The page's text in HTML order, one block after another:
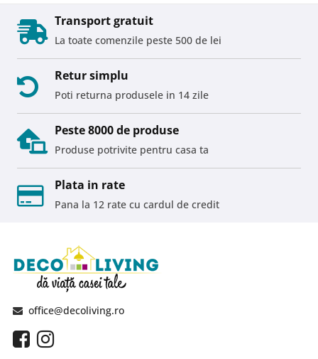
Transport gratuit
La toate comenzile peste 500 de lei
Retur simplu
Poti returna produsele in 14 zile
Peste 8000 de produse
Produse potrivite pentru casa ta
Plata in rate
Pana la 12 rate cu cardul de credit
office@decoliving.ro